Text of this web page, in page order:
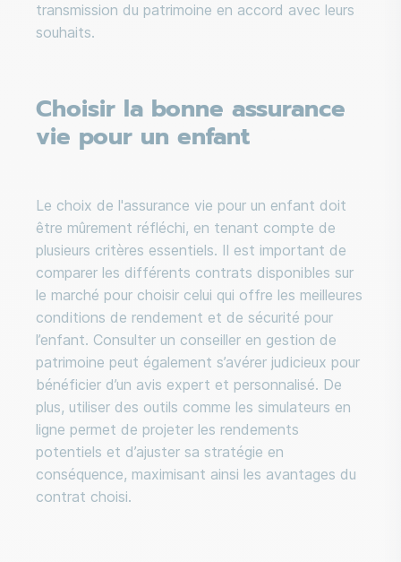
transmission du patrimoine en accord avec leurs
souhaits.
Choisir la bonne assurance
vie pour un enfant
Le choix de l'assurance vie pour un enfant doit
être mûrement réfléchi, en tenant compte de
plusieurs critères essentiels. Il est important de
comparer les différents contrats disponibles sur
le marché pour choisir celui qui offre les meilleures
conditions de rendement et de sécurité pour
l’enfant. Consulter un conseiller en gestion de
patrimoine peut également s’avérer judicieux pour
bénéficier d’un avis expert et personnalisé. De
plus, utiliser des outils comme les simulateurs en
ligne permet de projeter les rendements
potentiels et d’ajuster sa stratégie en
conséquence, maximisant ainsi les avantages du
contrat choisi.